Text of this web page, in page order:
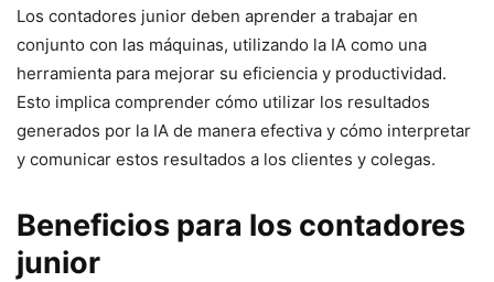
Los contadores junior deben aprender a trabajar en
conjunto con las máquinas, utilizando la IA como una
herramienta para mejorar su eficiencia y productividad.
Esto implica comprender cómo utilizar los resultados
generados por la IA de manera efectiva y cómo interpretar
y comunicar estos resultados a los clientes y colegas.
Beneficios para los contadores
junior